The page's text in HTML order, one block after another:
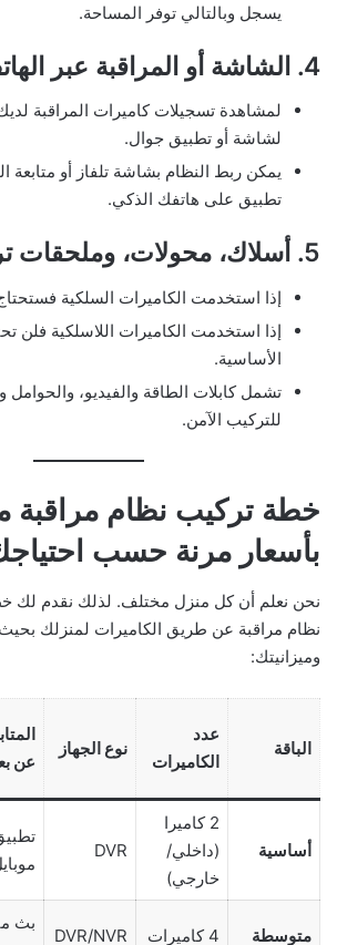
يسجل وبالتالي توفر المساحة.
4. الشاشة أو المراقبة عبر
لمشاهدة تسجيلات كاميرات المراقبة لديك
لشاشة أو تطبيق جوال.
يمكن ربط النظام بشاشة تلفاز أو متابعة
تطبيق على هاتفك الذكي.
5. أسلاك، محولات، وملحقات
إذا استخدمت الكاميرات السلكية
إذا استخدمت الكاميرات اللاسلكية فلن
الأساسية.
تشمل كابلات الطاقة والفيديو، والحوامل
للتركيب الآمن.
خطة تركيب نظام مراقبة
بأسعار مرنة حسب
نحن نعلم أن كل منزل مختلف. لذلك نقدم لك
نظام مراقبة عن طريق الكاميرات لمنزلك
وميزانيتك:
الباقة
عدد
الكاميرات
نوع الجهاز
عن
أساسية
2 كاميرا
(داخلي/
خارجي)
DVR
متوسطة 4 كاميرات DVR/NVR
بث